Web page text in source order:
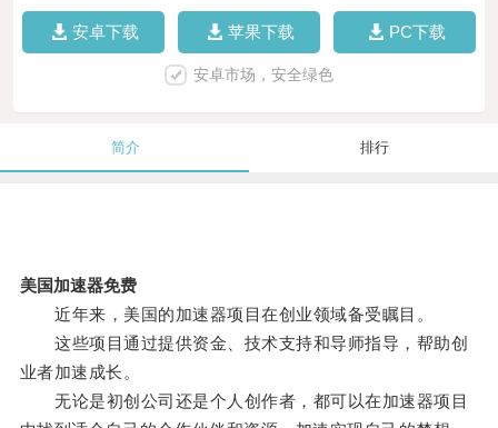
安卓下载 苹果下载 PC下载
安卓市场，安全绿色
简介 排行
美国加速器免费
近年来，美国的加速器项目在创业领域备受瞩目。
这些项目通过提供资金、技术支持和导师指导，帮助创
业者加速成长。
无论是初创公司还是个人创作者，都可以在加速器项目